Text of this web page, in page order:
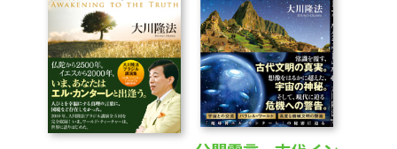
3 宇宙の秘密と魂の目的
(1)魂の創造
(2)宇宙の進歩と調和
(3)魂に潜む偉大なる目的
4 宇宙の統治の基本原則
5 光の量と指導力